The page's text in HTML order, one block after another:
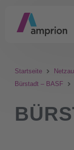
Startseite
Bürstadt – BASF